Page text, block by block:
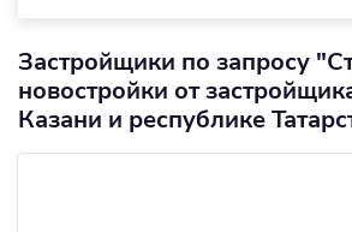
Застройщики по запросу
новостройки от
Казани и республике